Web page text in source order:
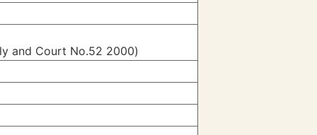
and Court No.52 2000)